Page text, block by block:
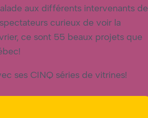
aux différents intervenants de
curieux de voir la
ce sont 55 beaux projets que
ses CINQ séries de vitrines!